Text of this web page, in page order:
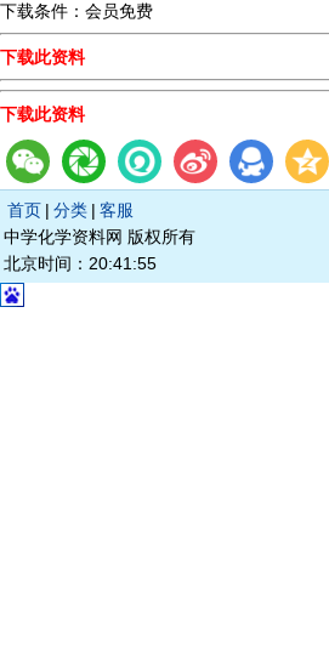
下载条件： 会员免费
下载此资料
下载此资料
首页 | 分类 | 客服
中学化学资料网 版权所有
北京时间：20:41:55